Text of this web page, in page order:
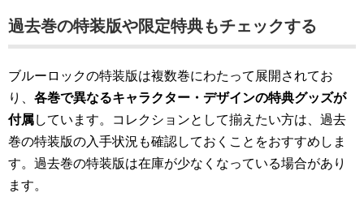
過去巻の特装版や限定特典もチェックする
ブルーロックの特装版は複数巻にわたって展開されてお
り、 各巻で異なるキャラクター・デザインの特典グッズが
付属しています。コレクションとして揃えたい方は、過去
巻の特装版の入手状況も確認しておくことをおすすめしま
す。過去巻の特装版は在庫が少なくなっている場合があり
ます。